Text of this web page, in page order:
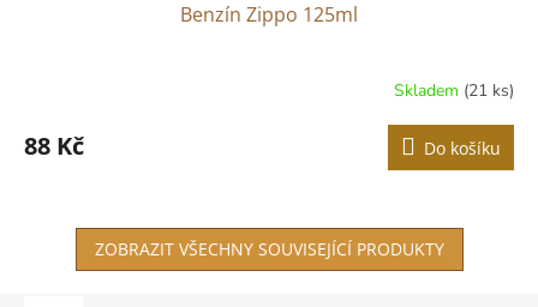
Benzín Zippo 125ml
Skladem (21 ks)
88 Kč Do košíku
ZOBRAZIT VŠECHNY SOUVISEJÍCÍ PRODUKTY